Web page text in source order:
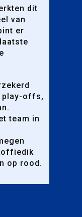
dit
van
er
play-offs,
team in
op rood.